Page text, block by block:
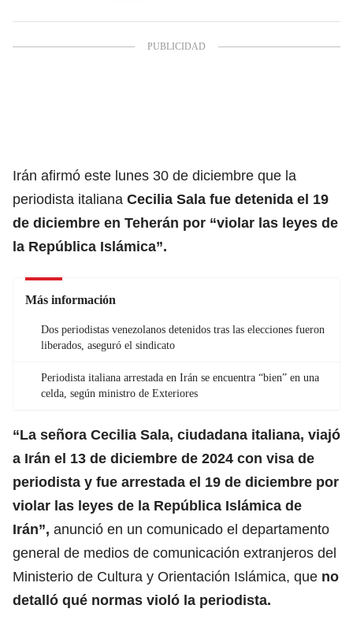
Irán afirmó este lunes 30 de diciembre que la
periodista italiana Cecilia Sala fue detenida el 19
de diciembre en Teherán por “violar las leyes de
la República Islámica”.
Más información
Dos periodistas venezolanos detenidos tras las elecciones fueron
liberados, aseguró el sindicato
Periodista italiana arrestada en Irán se encuentra “bien” en una
celda, según ministro de Exteriores
“La señora Cecilia Sala, ciudadana italiana, viajó
a Irán el 13 de diciembre de 2024 con visa de
periodista y fue arrestada el 19 de diciembre por
violar las leyes de la República Islámica de
Irán”, anunció en un comunicado el departamento
general de medios de comunicación extranjeros del
Ministerio de Cultura y Orientación Islámica, que no
detalló qué normas violó la periodista.